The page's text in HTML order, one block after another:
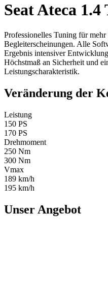
Seat Ateca
Professionelles Tuning für
Begleiterscheinungen. Alle
Ergebnis intensiver
Höchstmaß an Sicherheit und
Leistungscharakteristik.
Veränderung der
Leistung
150 PS
170 PS
Drehmoment
250 Nm
300 Nm
Vmax
189 km/h
195 km/h
Unser Angebot